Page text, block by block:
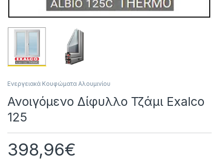
Ενεργειακά Κουφώματα Αλουμινίου
Ανοιγόμενο Δίφυλλο Τζάμι Exalco
125
398,96€